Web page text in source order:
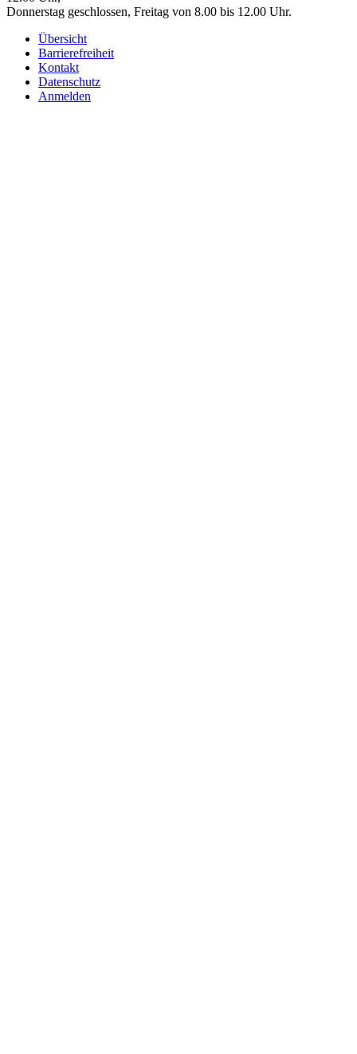
Donnerstag geschlossen, Freitag von 8.00 bis 12.00 Uhr.
Übersicht
Barrierefreiheit
Kontakt
Datenschutz
Anmelden